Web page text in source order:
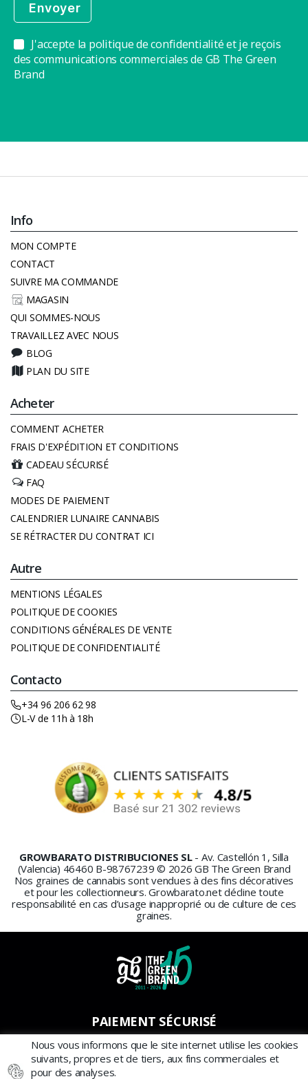
J'accepte la politique de confidentialité et je reçois
des communications commerciales de GB The Green
Brand
Info
MON COMPTE
CONTACT
SUIVRE MA COMMANDE
MAGASIN
QUI SOMMES-NOUS
TRAVAILLEZ AVEC NOUS
BLOG
PLAN DU SITE
Acheter
COMMENT ACHETER
FRAIS D'EXPÉDITION ET CONDITIONS
CADEAU SÉCURISÉ
FAQ
MODES DE PAIEMENT
CALENDRIER LUNAIRE CANNABIS
SE RÉTRACTER DU CONTRAT ICI
Autre
MENTIONS LÉGALES
POLITIQUE DE COOKIES
CONDITIONS GÉNÉRALES DE VENTE
POLITIQUE DE CONFIDENTIALITÉ
Contacto
+34 96 206 62 98
L-V de 11h à 18h
GROWBARATO DISTRIBUCIONES SL - Av. Castellón 1, Silla
(Valencia) 46460 B-98767239 © 2026 GB The Green Brand
Nos graines de cannabis sont vendues à des fins décoratives
et pour les collectionneurs. Growbarato.net décline toute
responsabilité en cas d’usage inapproprié ou de culture de ces
graines.
PAIEMENT SÉCURISÉ
Nous vous informons que le site internet utilise les cookies
suivants, propres et de tiers, aux fins commerciales et
pour des analyses.